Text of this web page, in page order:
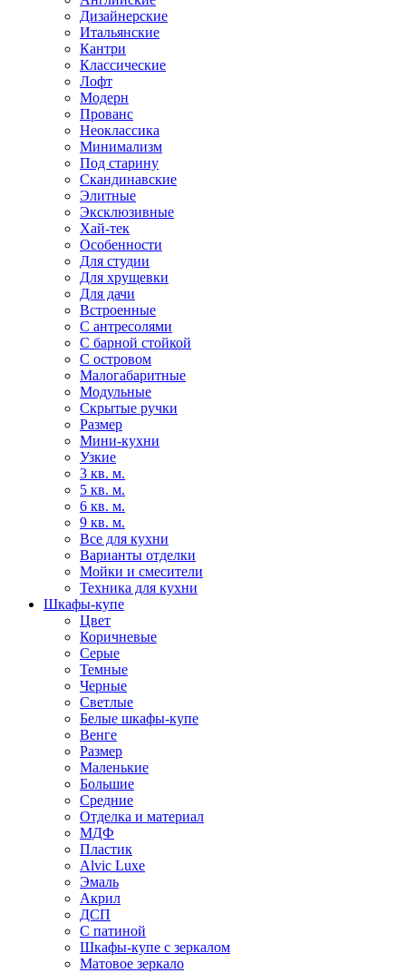
Дизайнерские
Итальянские
Кантри
Классические
Лофт
Модерн
Прованс
Неоклассика
Минимализм
Под старину
Скандинавские
Элитные
Эксклюзивные
Хай-тек
Особенности
Для студии
Для хрущевки
Для дачи
Встроенные
С антресолями
С барной стойкой
С островом
Малогабаритные
Модульные
Скрытые ручки
Размер
Мини-кухни
Узкие
3 кв. м.
5 кв. м.
6 кв. м.
9 кв. м.
Все для кухни
Варианты отделки
Мойки и смесители
Техника для кухни
Шкафы-купе
Цвет
Коричневые
Серые
Темные
Черные
Светлые
Белые шкафы-купе
Венге
Размер
Маленькие
Большие
Средние
Отделка и материал
МДФ
Пластик
Alvic Luxe
Эмаль
Акрил
ДСП
С патиной
Шкафы-купе с зеркалом
Матовое зеркало